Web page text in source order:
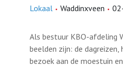
Lokaal Waddinxveen
Als bestuur KBO-afdeling
beelden zijn: de
bezoek aan de moestuin